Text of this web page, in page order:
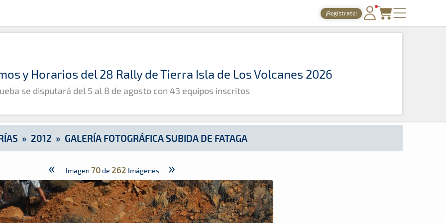
¡Regístrate!
PORTADA
TIEMPOS ONLINE
GALERÍAS
ARCHIVO
Fataga
y Horarios del 28 Rally de Tierra Isla de Los Volcanes 2026
se disputará del 5 al 8 de agosto con 43 equipos inscritos
» 2012 » GALERÍA FOTOGRÁFICA SUBIDA DE FATAGA
« Imagen 70de 262 Imágenes »